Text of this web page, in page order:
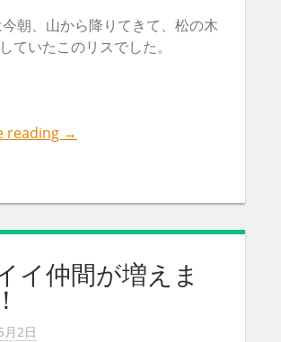
朝、山から降りてきて、松の木
ていたこのリスでした。
reading →
イ仲間が増えま
2日